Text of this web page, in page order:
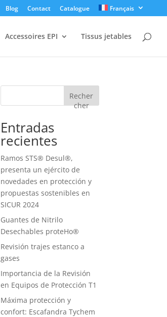
Blog Contact Catalogue Français
Accessoires EPI Tissus jetables
Recher
cher
Entradas
recientes
Ramos STS® Desul®,
presenta un ejército de
novedades en protección y
propuestas sostenibles en
SICUR 2024
Guantes de Nitrilo
Desechables proteHo®
Revisión trajes estanco a
gases
Importancia de la Revisión
en Equipos de Protección T1
Máxima protección y
confort: Escafandra Tychem